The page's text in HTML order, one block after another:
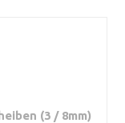
(3 / 8mm)